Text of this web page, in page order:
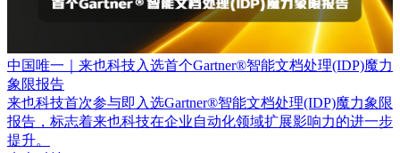
中国唯一｜来也科技入选首个Gartner®智能文档处理(IDP)魔力
象限报告
来也科技首次参与即入选Gartner®智能文档处理(IDP)魔力象限
报告，标志着来也科技在企业自动化领域扩展影响力的进一步
提升。